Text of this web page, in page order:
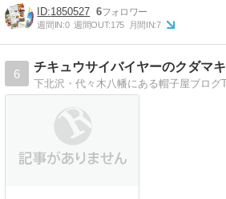
1850527 6
週間IN:0 週間OUT:175 月間IN:7
6
チキュウサイバイヤーのクダマキ